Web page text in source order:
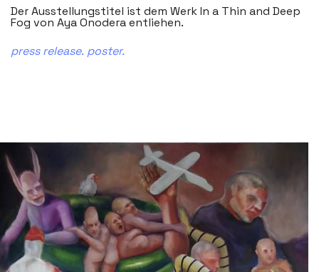
Der Ausstellungstitel ist dem Werk In a Thin and Deep
Fog von Aya Onodera entliehen.
press release. poster.